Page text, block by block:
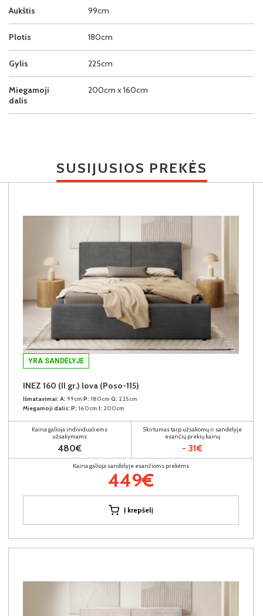
Aukštis 99cm
Plotis 180cm
Gylis 225cm
Miegamoji
dalis
200cm x 160cm
SUSIJUSIOS PREKĖS
YRA SANDĖLYJE
INEZ 160 (II gr.) lova (Poso-115)
Išmatavimai: A: 99cm P: 180cm G: 225cm
Miegamoji dalis: P: 160cm I: 200cm
Kaina galioja individualiems
užsakymams
480€
Skirtumas tarp užsakomų ir sandėlyje
esančių prekių kainų
- 31€
Kaina galioja sandėlyje esančioms prekėms
449€
Į krepšelį